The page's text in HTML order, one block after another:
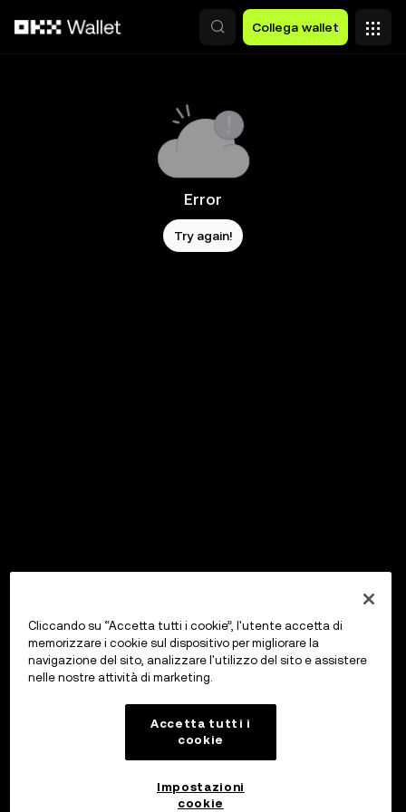
Collega wallet
Error
Try again!
Cliccando su “Accetta tutti i cookie”, l'utente accetta di
memorizzare i cookie sul dispositivo per migliorare la
navigazione del sito, analizzare l'utilizzo del sito e assistere
nelle nostre attività di marketing.
Accetta tutti i
cookie
Impostazioni
cookie